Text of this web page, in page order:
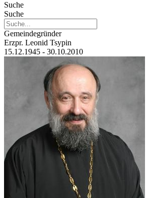
Suche
Suche
Gemeindegründer
Erzpr. Leonid Tsypin
15.12.1945 - 30.10.2010